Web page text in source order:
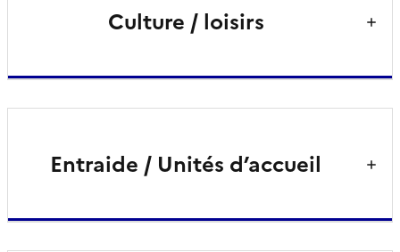
Culture / loisirs
Entraide / Unités d’accueil